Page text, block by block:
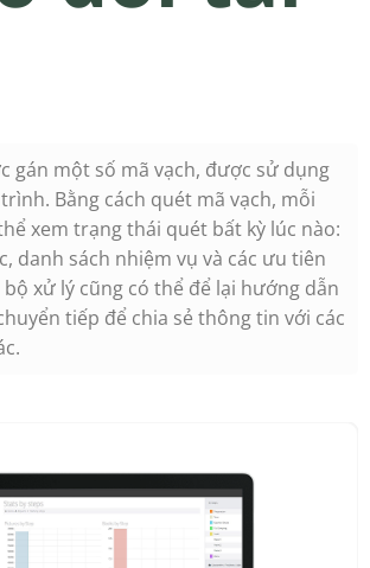
gán một số mã vạch, được sử dụng
Bằng cách quét mã vạch, mỗi
xem trạng thái quét bất kỳ lúc nào:
danh sách nhiệm vụ và các ưu tiên
bộ xử lý cũng có thể để lại hướng dẫn
tiếp để chia sẻ thông tin với các